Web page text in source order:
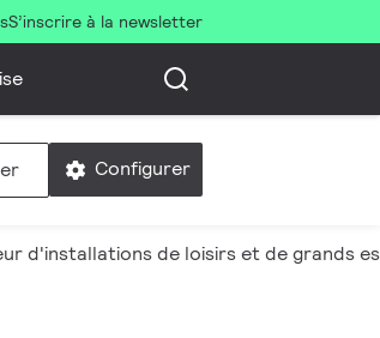
S’inscrire à la newsletter
Configurer
d'installations de loisirs et de grands